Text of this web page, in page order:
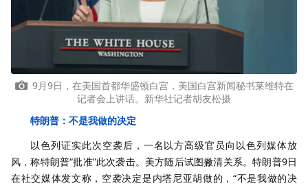
9月9日，在美国首都华盛顿白宫，美国白宫新闻秘书莱维特在
记者会上讲话。新华社记者胡友松摄
特朗普：不是我做的决定
以色列证实此次空袭后，一名以方高级官员向以色列媒体放
风，称特朗普“批准”此次袭击。美方随后试图撇清关系。特朗普9日
在社交媒体发文称，空袭决定是内塔尼亚胡做的，“不是我做的决